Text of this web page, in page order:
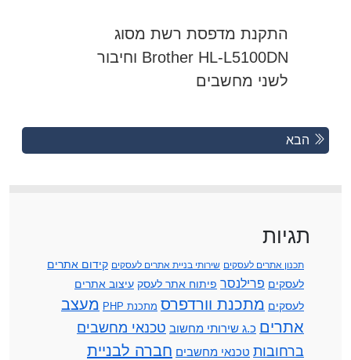
התקנת מדפסת רשת מסוג
Brother HL-L5100DN וחיבור
לשני מחשבים
Posts
Previous
Posts
הבא
תגיות
תכנון אתרים לעסקים שירותי בניית אתרים לעסקים קידום אתרים
לעסקים פרילנסר פיתוח אתר לעסק עיצוב אתרים
לעסקים מתכנת וורדפרס מתכנת PHP
מעצב
אתרים כ.ג שירותי מחשוב טכנאי מחשבים
ברחובות טכנאי מחשבים חברה לבניית